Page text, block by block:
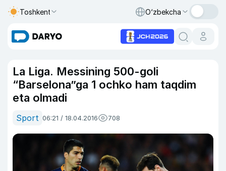
Toshkent O‘zbekcha
La Liga. Messining 500-goli
“Barselona”ga 1 ochko ham taqdim
eta olmadi
Sport 06:21 / 18.04.2016 708